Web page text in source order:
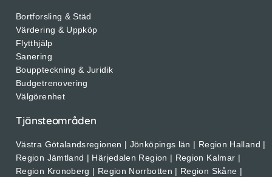
Bortforsling & Städ
Värdering & Uppköp
Flytthjälp
Sanering
Bouppteckning & Juridik
Budgetrenovering
Välgörenhet
Tjänsteområden
Västra Götalandsregionen | Jönköpings län | Region Halland |
Region Jämtland | Härjedalen Region | Region Kalmar |
Region Kronoberg | Region Norrbotten | Region Skåne |